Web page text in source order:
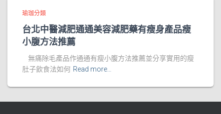
瑜珈分類
台北中醫減肥通通美容減肥藥有瘦身產品瘦
小腹方法推薦
無痛除毛產品作通通有瘦小腹方法推薦並分享實用的瘦
肚子飲食法如何 Read more…